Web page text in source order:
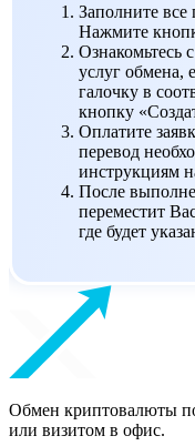
Заполните
Нажмите
Ознакомьтесь
услуг обмена,
галочку в
кнопку
Оплатите
перевод
инструкциям
После
переместит
где будет
Обмен криптовалюты
или визитом в офис.